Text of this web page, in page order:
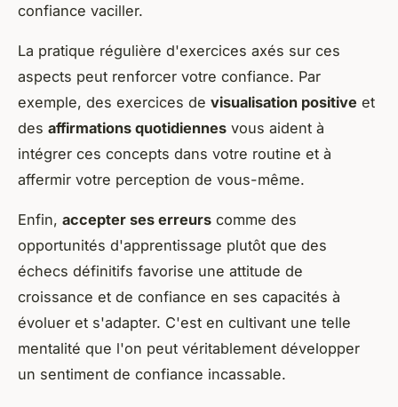
confiance vaciller.
La pratique régulière d'exercices axés sur ces
aspects peut renforcer votre confiance. Par
exemple, des exercices de visualisation positive et
des affirmations quotidiennes vous aident à
intégrer ces concepts dans votre routine et à
affermir votre perception de vous-même.
Enfin, accepter ses erreurs comme des
opportunités d'apprentissage plutôt que des
échecs définitifs favorise une attitude de
croissance et de confiance en ses capacités à
évoluer et s'adapter. C'est en cultivant une telle
mentalité que l'on peut véritablement développer
un sentiment de confiance incassable.